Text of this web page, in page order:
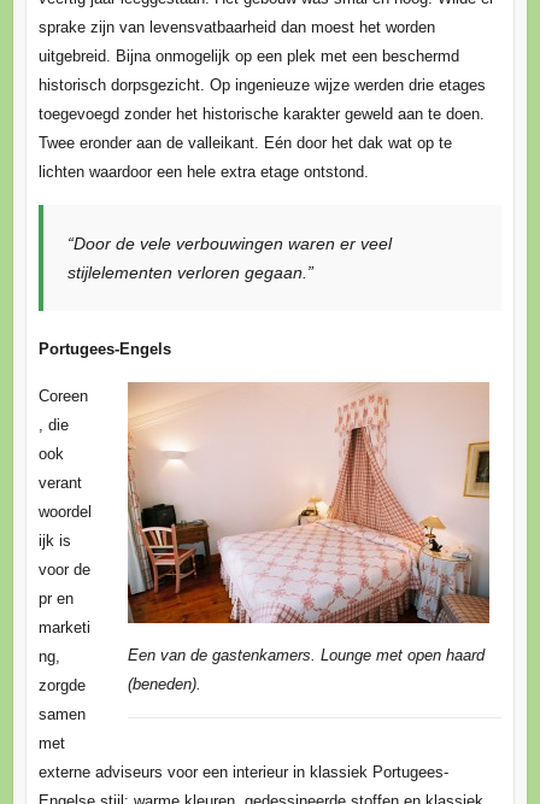
sprake zijn van levensvatbaarheid dan moest het worden
uitgebreid. Bijna onmogelijk op een plek met een beschermd
historisch dorpsgezicht. Op ingenieuze wijze werden drie etages
toegevoegd zonder het historische karakter geweld aan te doen.
Twee eronder aan de valleikant. Eén door het dak wat op te
lichten waardoor een hele extra etage ontstond.
“Door de vele verbouwingen waren er veel
stijlelementen verloren gegaan.”
Portugees-Engels
Een van de gastenkamers. Lounge met open haard
(beneden).
Coreen
, die
ook
verant
woordel
ijk is
voor de
pr en
marketi
ng,
zorgde
samen
met
externe adviseurs voor een interieur in klassiek Portugees-